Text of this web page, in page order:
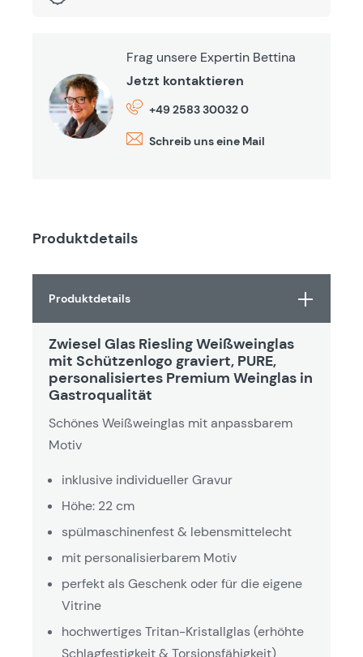
Frag unsere Expertin Bettina
Jetzt kontaktieren
+49 2583 30032 0
Schreib uns eine Mail
Produktdetails
Produktdetails
Zwiesel Glas Riesling Weißweinglas
mit Schützenlogo graviert, PURE,
personalisiertes Premium Weinglas in
Gastroqualität
Schönes Weißweinglas mit anpassbarem
Motiv
inklusive individueller Gravur
Höhe: 22 cm
spülmaschinenfest & lebensmittelecht
mit personalisierbarem Motiv
perfekt als Geschenk oder für die eigene
Vitrine
hochwertiges Tritan-Kristallglas (erhöhte
Schlagfestigkeit & Torsionsfähigkeit)